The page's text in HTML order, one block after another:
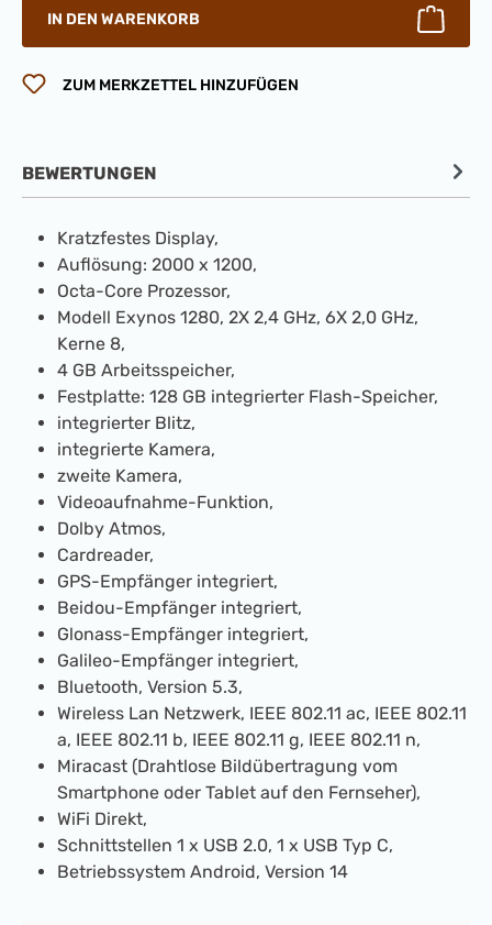
IN DEN WARENKORB
ZUM MERKZETTEL HINZUFÜGEN
BEWERTUNGEN
Kratzfestes Display,
Auflösung: 2000 x 1200,
Octa-Core Prozessor,
Modell Exynos 1280, 2X 2,4 GHz, 6X 2,0 GHz,
Kerne 8,
4 GB Arbeitsspeicher,
Festplatte: 128 GB integrierter Flash-Speicher,
integrierter Blitz,
integrierte Kamera,
zweite Kamera,
Videoaufnahme-Funktion,
Dolby Atmos,
Cardreader,
GPS-Empfänger integriert,
Beidou-Empfänger integriert,
Glonass-Empfänger integriert,
Galileo-Empfänger integriert,
Bluetooth, Version 5.3,
Wireless Lan Netzwerk, IEEE 802.11 ac, IEEE 802.11
a, IEEE 802.11 b, IEEE 802.11 g, IEEE 802.11 n,
Miracast (Drahtlose Bildübertragung vom
Smartphone oder Tablet auf den Fernseher),
WiFi Direkt,
Schnittstellen 1 x USB 2.0, 1 x USB Typ C,
Betriebssystem Android, Version 14